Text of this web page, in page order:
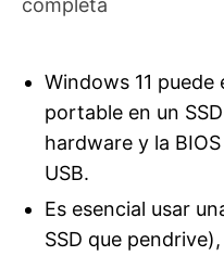
completa
Windows 11
portable en un
hardware y la
USB.
Es esencial usar
SSD que